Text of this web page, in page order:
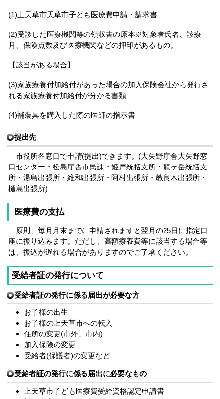
(1)上天草市天草市子ども医療費申請・請求書
(2)受診した医療機関等の領収書の原本※対象者氏名、診療
月、保険点数及び医療機関などの押印があるもの。
【該当がある場合】
(3)家族療養付加給付があった場合の加入保険会社から発行さ
れる家族療養付加給付が分かる書類
(4)補装具を購入した際の医師の指示書
提出先
市役所各窓口で申請(提出)できます。(大矢野庁舎大矢野窓
口センター・松島庁舎市民課・姫戸統括支所・龍ヶ岳統括支
所・湯島出張所・維和出張所・阿村出張所・教良木出張所・
樋島出張所)
医療費の支払
原則、毎月月末までに申請されますと翌月の25日に指定口
座に振り込みます。ただし、高額療養費等に該当する場合等
は、振込が遅れる場合がありますのでご了承ください。
受給者証の発行について
受給者証の発行に係る届出が必要な方
お子様の出生
お子様の上天草市への転入
住所の変更(市外、市内)
加入保険の変更
受給者(保護者)の変更など
受給者証の発行に係る届出に必要なもの
上天草市子ども医療費受給資格認定申請書